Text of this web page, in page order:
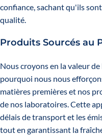
confiance, sachant qu'ils
qualité.
Produits Sourcés au
Nous croyons en la valeur
pourquoi nous nous
matières premières et nos
de nos laboratoires. Cette
délais de transport et les
tout en garantissant la